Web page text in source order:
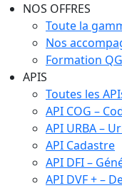
NOS OFFRES
Toute la
Nos
Formation
APIS
Toutes les
API COG –
API URBA –
API Cadastre
API DFI –
API DVF + –